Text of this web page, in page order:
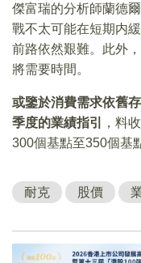
傑富瑞的分析師蘭德
戰不太可能在短期内
前路依然艱難。此外
將需要時間。
或鑒於消費需求依舊
季度的業績指引
，料
300個基點至350個基
耐克 股價